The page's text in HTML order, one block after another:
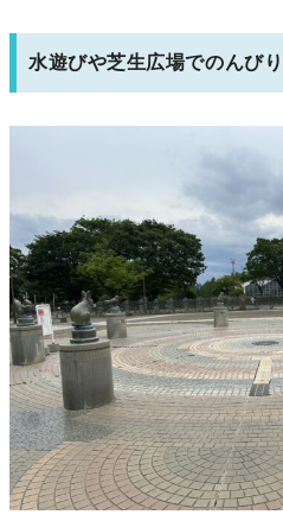
水遊びや芝生広場でのんび